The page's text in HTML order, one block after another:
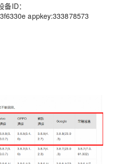
ID：
appkey:333878573